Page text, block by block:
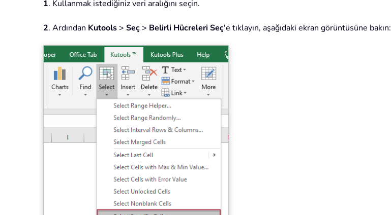
1. Kullanmak istediğiniz veri aralığını seçin.
2. Ardından Kutools > Seç > Belirli Hücreleri Seç'e tıklayın, aşağıdaki ekran görüntüsüne bakın: